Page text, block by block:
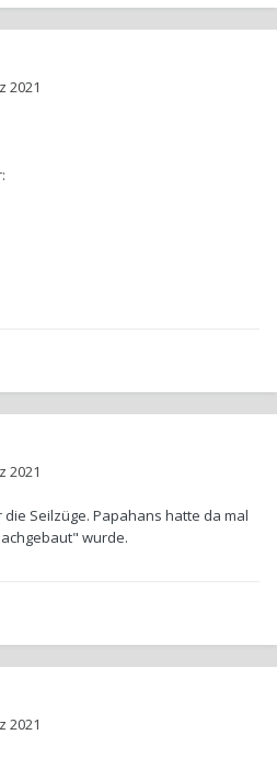
2021
2021
Seilzüge. Papahans hatte da mal
wurde.
2021